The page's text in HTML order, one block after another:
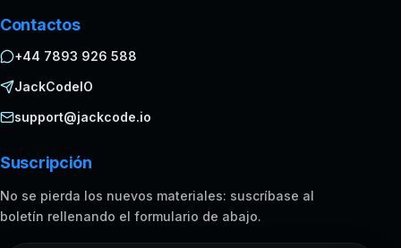
Contactos
+44 7893 926 588
JackCodeIO
support@jackcode.io
Suscripción
No se pierda los nuevos materiales: suscríbase al
boletín rellenando el formulario de abajo.